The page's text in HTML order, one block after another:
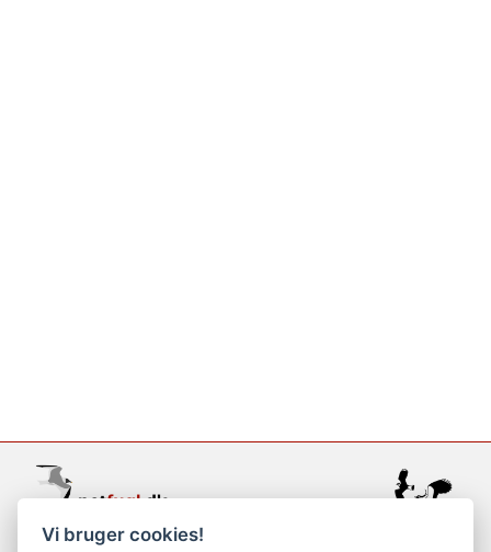
support@netfugl.dk
Vi bruger cookies!